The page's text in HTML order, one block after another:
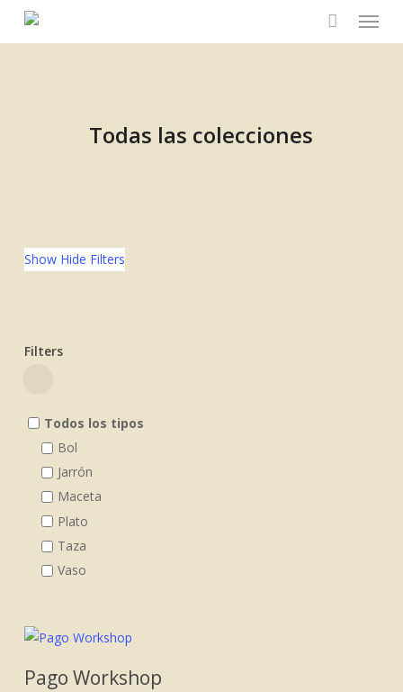
Menu
Todas las colecciones
Show Hide Filters
Filters
Todos los tipos
Bol
Jarrón
Maceta
Plato
Taza
Vaso
Pago Workshop